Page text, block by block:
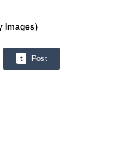
Images)
t Post